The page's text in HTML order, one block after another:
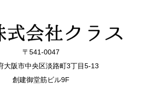
〒541-0047
大阪市中央区淡路町3丁目5-13
創建御堂筋ビル9F